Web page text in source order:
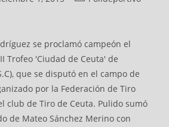
se proclamó campeón el
Trofeo 'Ciudad de Ceuta' de
que se disputó en el campo de
por la Federación de Tiro
club de Tiro de Ceuta. Pulido sumó
de Mateo Sánchez Merino con